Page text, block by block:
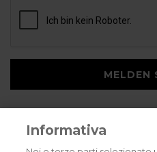
MELDEN
Informativa